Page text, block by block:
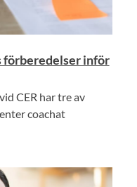
inför
CER har tre av
coachat